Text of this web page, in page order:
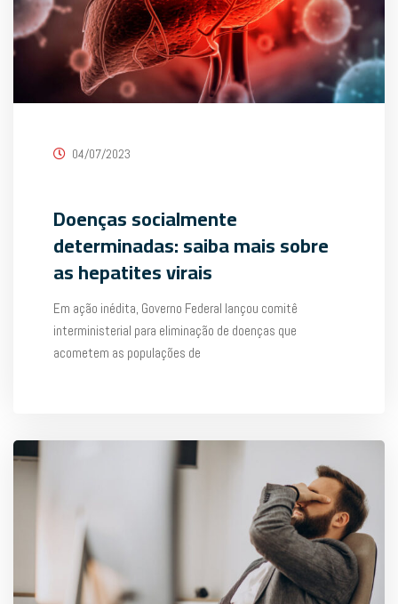
04/07/2023
Doenças socialmente
determinadas: saiba mais sobre
as hepatites virais
Em ação inédita, Governo Federal lançou comitê
interministerial para eliminação de doenças que
acometem as populações de